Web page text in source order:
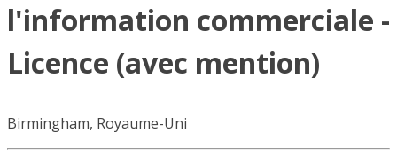
l'information commerciale -
Licence (avec mention)
Birmingham, Royaume-Uni